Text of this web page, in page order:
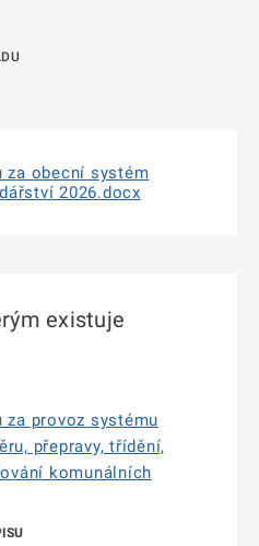
obecní systém
2026.docx
existuje
provoz systému
přepravy, třídění,
komunálních